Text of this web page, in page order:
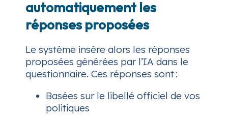
automatiquement les
réponses proposées
Le système insère alors les réponses
proposées générées par l’IA dans le
questionnaire. Ces réponses sont :
Basées sur le libellé officiel de vos
politiques